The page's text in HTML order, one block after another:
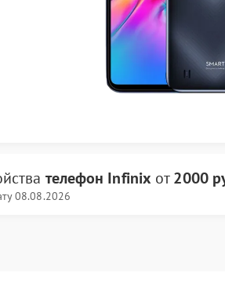
телефон Infinix от2000
08.08.2026